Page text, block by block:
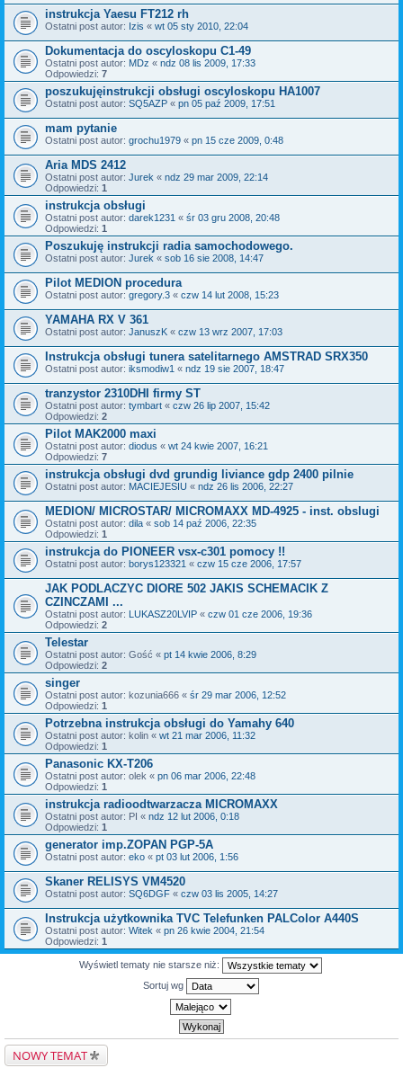
instrukcja Yaesu FT212 rh
Ostatni post autor: Izis « wt 05 sty 2010, 22:04
Dokumentacja do oscyloskopu C1-49
Ostatni post autor: MDz « ndz 08 lis 2009, 17:33
Odpowiedzi: 7
poszukujęinstrukcji obsługi oscyloskopu HA1007
Ostatni post autor: SQ5AZP « pn 05 paź 2009, 17:51
mam pytanie
Ostatni post autor: grochu1979 « pn 15 cze 2009, 0:48
Aria MDS 2412
Ostatni post autor: Jurek « ndz 29 mar 2009, 22:14
Odpowiedzi: 1
instrukcja obsługi
Ostatni post autor: darek1231 « śr 03 gru 2008, 20:48
Odpowiedzi: 1
Poszukuję instrukcji radia samochodowego.
Ostatni post autor: Jurek « sob 16 sie 2008, 14:47
Pilot MEDION procedura
Ostatni post autor: gregory.3 « czw 14 lut 2008, 15:23
YAMAHA RX V 361
Ostatni post autor: JanuszK « czw 13 wrz 2007, 17:03
Instrukcja obsługi tunera satelitarnego AMSTRAD SRX350
Ostatni post autor: iksmodiw1 « ndz 19 sie 2007, 18:47
tranzystor 2310DHI firmy ST
Ostatni post autor: tymbart « czw 26 lip 2007, 15:42
Odpowiedzi: 2
Pilot MAK2000 maxi
Ostatni post autor: diodus « wt 24 kwie 2007, 16:21
Odpowiedzi: 7
instrukcja obsługi dvd grundig liviance gdp 2400 pilnie
Ostatni post autor: MACIEJESIU « ndz 26 lis 2006, 22:27
MEDION/ MICROSTAR/ MICROMAXX MD-4925 - inst. obslugi
Ostatni post autor: dila « sob 14 paź 2006, 22:35
Odpowiedzi: 1
instrukcja do PIONEER vsx-c301 pomocy !!
Ostatni post autor: borys123321 « czw 15 cze 2006, 17:57
JAK PODLACZYC DIORE 502 JAKIS SCHEMACIK Z
CZINCZAMI ...
Ostatni post autor: LUKASZ20LVIP « czw 01 cze 2006, 19:36
Odpowiedzi: 2
Telestar
Ostatni post autor: Gość « pt 14 kwie 2006, 8:29
Odpowiedzi: 2
singer
Ostatni post autor: kozunia666 « śr 29 mar 2006, 12:52
Odpowiedzi: 1
Potrzebna instrukcja obsługi do Yamahy 640
Ostatni post autor: kolin « wt 21 mar 2006, 11:32
Odpowiedzi: 1
Panasonic KX-T206
Ostatni post autor: olek « pn 06 mar 2006, 22:48
Odpowiedzi: 1
instrukcja radioodtwarzacza MICROMAXX
Ostatni post autor: PI « ndz 12 lut 2006, 0:18
Odpowiedzi: 1
generator imp.ZOPAN PGP-5A
Ostatni post autor: eko « pt 03 lut 2006, 1:56
Skaner RELISYS VM4520
Ostatni post autor: SQ6DGF « czw 03 lis 2005, 14:27
Instrukcja użytkownika TVC Telefunken PALColor A440S
Ostatni post autor: Witek « pn 26 kwie 2004, 21:54
Odpowiedzi: 1
Wyświetl tematy nie starsze niż:
Sortuj wg
NOWY TEMAT